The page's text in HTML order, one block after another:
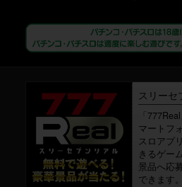
スリーセ
「
マートフ
スロアプ
きるゲー
景品へ応
できます。